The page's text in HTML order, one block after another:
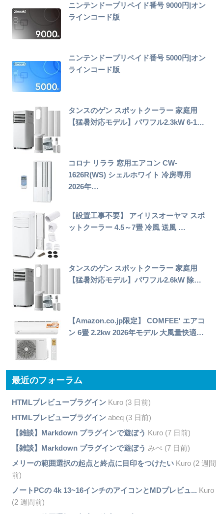
ニンテンドープリペイド番号 9000円|オン
ラインコード版
ニンテンドープリペイド番号 5000円|オン
ラインコード版
タンスのゲン スポットクーラー 家庭用
【猛暑対応モデル】パワフル2.3kW 6-1…
コロナ リララ 窓用エアコン CW-
1626R(WS) シェルホワイト 冷房専用
2026年…
【設置工事不要】 アイリスオーヤマ スポ
ットクーラー 4.5～7畳 冷風 送風 …
タンスのゲン スポットクーラー 家庭用
【猛暑対応モデル】パワフル2.6kW 除…
【Amazon.co.jp限定】 COMFEE' エアコ
ン 6畳 2.2kw 2026年モデル 大風量快適…
最近のフォーラム
HTMLプレビュープラグインKuro (3 日前)
HTMLプレビュープラグインabeq (3 日前)
【雑談】Markdown プラグインで遊ぼう Kuro (7 日前)
【雑談】Markdown プラグインで遊ぼう みぺ (7 日前)
メリーの範囲選択の起点と終点に目印をつけたいKuro (2 週間
前)
ノートPCの 4k 13~16インチのアイコンとMDプレビュ... Kuro
(2 週間前)